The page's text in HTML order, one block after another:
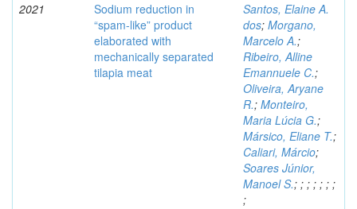
2021
Sodium reduction in
“spam-like” product
elaborated with
mechanically separated
tilapia meat
Santos, Elaine A.
dos; Morgano,
Marcelo A.;
Ribeiro, Alline
Emannuele C.;
Oliveira, Aryane
R.; Monteiro,
Maria Lúcia G.;
Mársico, Eliane T.;
Caliari, Márcio;
Soares Júnior,
Manoel S.; ; ; ; ; ; ;
;